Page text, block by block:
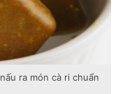
ra món cà ri chuẩn